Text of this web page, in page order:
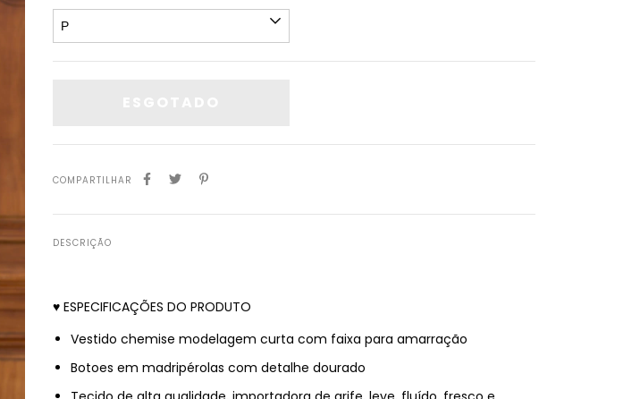
COMPARTILHAR
DESCRIÇÃO
♥ ESPECIFICAÇÕES DO PRODUTO
Vestido chemise modelagem curta com faixa para amarração
Botoes em madripérolas com detalhe dourado